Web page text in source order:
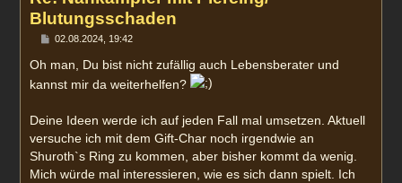
Blutungsschaden
B
i
r
02.08.2024, 19:42
Oh man, Du bist nicht zufällig auch Lebensberater und
kannst mir da weiterhelfen?
Deine Ideen werde ich auf jeden Fall mal umsetzen. Aktuell
versuche ich mit dem Gift-Char noch irgendwie an
Shuroth`s Ring zu kommen, aber bisher kommt da wenig.
Mich würde mal interessieren, wie es sich dann spielt. Ich